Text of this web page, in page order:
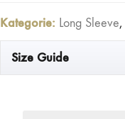
Schwarz
Naturweiß
Menge
Kategorie: Long Sleeve,
Size Guide